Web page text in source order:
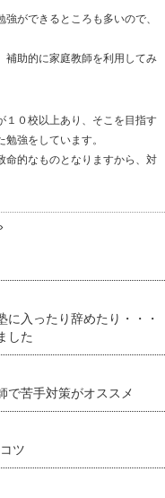
ができるところも多いので、
補助的に家庭教師を利用してみ
１０校以上あり、そこを目指す
強をしています。
命的なものとなりますから、対
入ったり辞めたり・・・
した
で苦手対策がオススメ
ツ